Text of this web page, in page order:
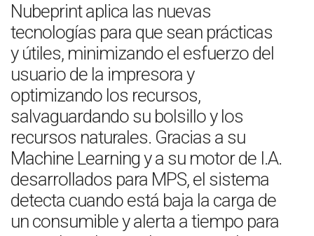
Nubeprint aplica las nuevas
tecnologías para que sean prácticas
y útiles, minimizando el esfuerzo del
usuario de la impresora y
optimizando los recursos,
salvaguardando su bolsillo y los
recursos naturales. Gracias a su
Machine Learning y a su motor de I.A.
desarrollados para MPS, el sistema
detecta cuando está baja la carga de
un consumible y alerta a tiempo para